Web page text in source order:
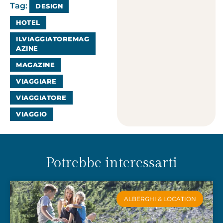
Tag: DESIGN
HOTEL
ILVIAGGIATOREMAG
AZINE
MAGAZINE
VIAGGIARE
VIAGGIATORE
VIAGGIO
Potrebbe interessarti
ALBERGHI & LOCATION